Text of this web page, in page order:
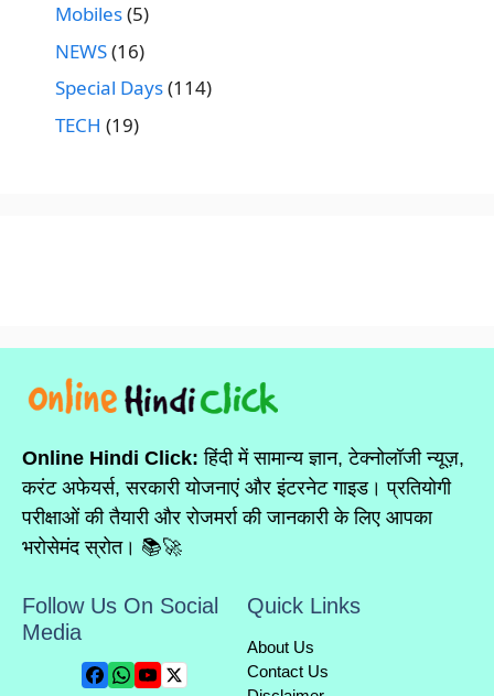
Mobiles(5)
NEWS(16)
Special Days(114)
TECH (19)
Online Hindi Click: हिंदी में सामान्य ज्ञान, टेक्नोलॉजी न्यूज़,
करंट अफेयर्स, सरकारी योजनाएं और इंटरनेट गाइड। प्रतियोगी
परीक्षाओं की तैयारी और रोजमर्रा की जानकारी के लिए आपका
भरोसेमंद स्रोत। 📚🚀
Follow Us On Social
Media
Quick Links
About Us
Contact Us